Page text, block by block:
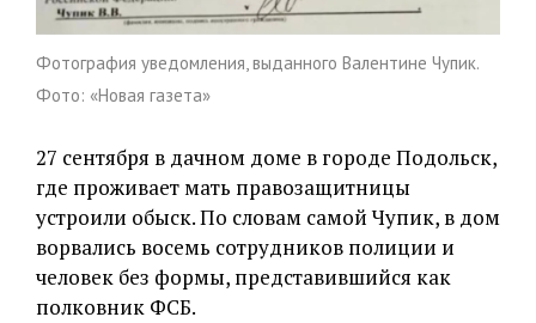
Фотография уведомления, выданного Валентине Чупик.
Фото: «Новая газета»
27 сентября в дачном доме в городе Подольск,
где проживает мать правозащитницы
устроили обыск. По словам самой Чупик, в дом
ворвались восемь сотрудников полиции и
человек без формы, представившийся как
полковник ФСБ.